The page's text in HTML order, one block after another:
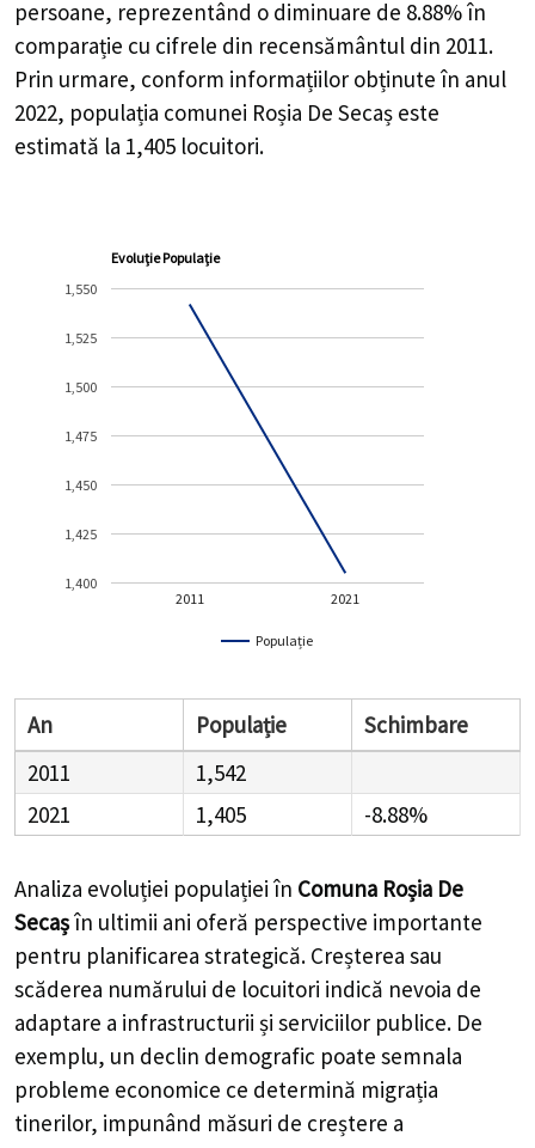
persoane, reprezentând o diminuare de 8.88%în
comparație cu cifrele din recensământul din 2011.
Prin urmare, conform informațiilor obținute în anul
2022, populația comunei Roșia De Secaș este
estimată la 1,405 locuitori.
Evoluție Populație
Populație
2011 2021
1,400
1,425
1,450
1,475
1,500
1,525
1,550
An Populație
Schimbare
2011
1,542
2021
1,405 -8.88%
Analiza evoluției populației în Comuna Roșia De
Secașîn ultimii ani oferă perspective importante
pentru planificarea strategică. Creșterea sau
scăderea numărului de locuitori indică nevoia de
adaptare a infrastructurii și serviciilor publice. De
exemplu, un declin demografic poate semnala
probleme economice ce determină migrația
tinerilor, impunând măsuri de creștere a